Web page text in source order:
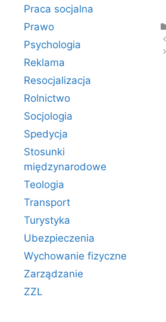
Praca socjalna
Prawo
Psychologia
Reklama
Resocjalizacja
Rolnictwo
Socjologia
Spedycja
Stosunki
międzynarodowe
Teologia
Transport
Turystyka
Ubezpieczenia
Wychowanie fizyczne
Zarządzanie
ZZL